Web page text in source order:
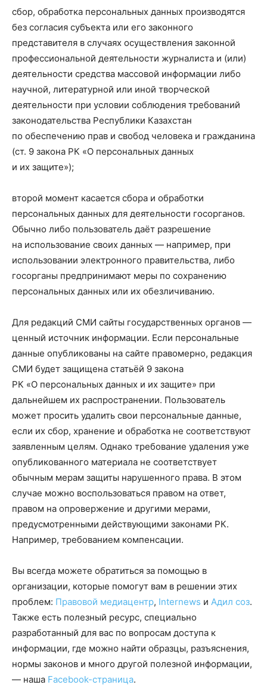
сбор, обработка персональных данных производятся
без согласия субъекта или его законного
представителя в случаях осуществления законной
профессиональной деятельности журналиста и (или)
деятельности средства массовой информации либо
научной, литературной или иной творческой
деятельности при условии соблюдения требований
законодательства Республики Казахстан
по обеспечению прав и свобод человека и гражданина
(ст. 9 закона РК «О персональных данных
и их защите»);
второй момент касается сбора и обработки
персональных данных для деятельности госорганов.
Обычно либо пользователь даёт разрешение
на использование своих данных — например, при
использовании электронного правительства, либо
госорганы предпринимают меры по сохранению
персональных данных или их обезличиванию.
Для редакций СМИ сайты государственных органов —
ценный источник информации. Если персональные
данные опубликованы на сайте правомерно, редакция
СМИ будет защищена статьёй 9 закона
РК «О персональных данных и их защите» при
дальнейшем их распространении. Пользователь
может просить удалить свои персональные данные,
если их сбор, хранение и обработка не соответствуют
заявленным целям. Однако требование удаления уже
опубликованного материала не соответствует
обычным мерам защиты нарушенного права. В этом
случае можно воспользоваться правом на ответ,
правом на опровержение и другими мерами,
предусмотренными действующими законами РК.
Например, требованием компенсации.
Вы всегда можете обратиться за помощью в
организации, которые помогут вам в решении этих
проблем: Правовой медиацентр, Internews и Адил соз.
Также есть полезный ресурс, специально
разработанный для вас по вопросам доступа к
информации, где можно найти образцы, разъяснения,
нормы законов и много другой полезной информации,
— наша Facebook-страница.